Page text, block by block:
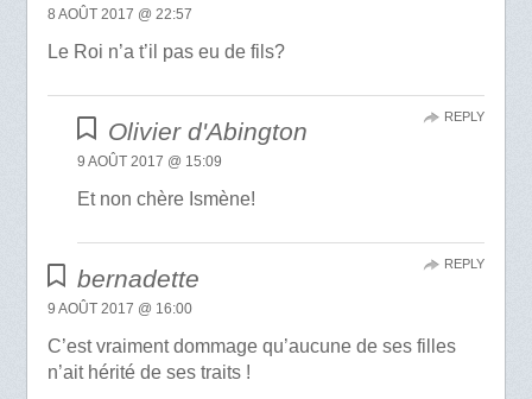
8 AOÛT 2017 @ 22:57
Le Roi n’a t’il pas eu de fils?
Olivier d'Abington
9 AOÛT 2017 @ 15:09
Et non chère Ismène!
REPLY
bernadette
9 AOÛT 2017 @ 16:00
C’est vraiment dommage qu’aucune de ses filles
n’ait hérité de ses traits !
REPLY